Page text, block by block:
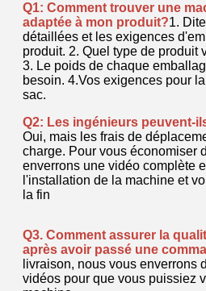
Q1: Comment trouver une
adaptée à mon produit?1.
détaillées et les exigences
produit. 2. Quel type de produit
3. Le poids de chaque
besoin. 4.Vos exigences pour
sac.
Q2: Les ingénieurs peuvent-
Oui, mais les frais de
charge. Pour vous économiser
enverrons une vidéo complète
l'installation de la machine et
la fin
Q3. Comment assurer la
après avoir passé une
livraison, nous vous enverrons
vidéos pour que vous puissiez